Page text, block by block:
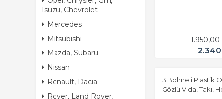
Isuzu, Chevrolet
Mercedes
Mitsubishi
Mazda, Subaru
Nissan
Renault, Dacia
Rover, Land Rover,
1.950,00
3 Bölmeli Plastik
Gözlü Vida, Takı,